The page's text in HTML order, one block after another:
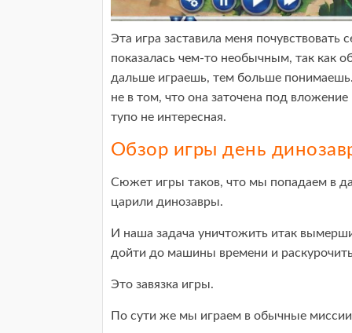
Эта игра заставила меня
показалась чем-то необычным, так как
дальше играешь, тем больше
не в том, что она заточена под
тупо не интересная.
Обзор игры день
Сюжет игры таков, что мы попадаем в
царили динозавры.
И наша задача уничтожить итак
дойти до машины времени и
Это завязка игры.
По сути же мы играем в обычные